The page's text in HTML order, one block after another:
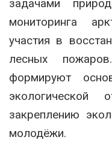
задачами
мониторинга
участия в
лесных
формируют
экологической
закреплению
молодёжи.